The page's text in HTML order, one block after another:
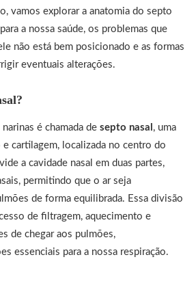
vamos explorar a anatomia do septo
a nossa saúde, os problemas que
não está bem posicionado e as formas
eventuais alterações.
é chamada de septo nasal , uma
cartilagem, localizada no centro do
a cavidade nasal em duas partes,
permitindo que o ar seja
de forma equilibrada. Essa divisão
de filtragem, aquecimento e
de chegar aos pulmões,
essenciais para a nossa respiração.